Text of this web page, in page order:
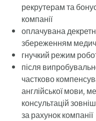
рекрутерам та
компанії
оплачувана
збереженням
гнучкий режим
після
частково
англійської мови,
консультацій
за рахунок компанії